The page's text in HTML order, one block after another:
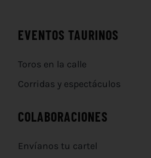
EVENTOS TAURINOS
Toros en la calle
Corridas y espectáculos
COLABORACIONES
Envíanos tu cartel